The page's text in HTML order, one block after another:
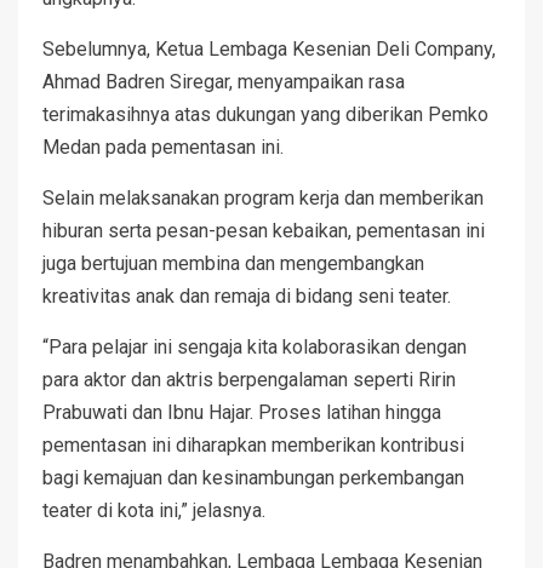
Sebelumnya, Ketua Lembaga Kesenian Deli Company,
Ahmad Badren Siregar, menyampaikan rasa
terimakasihnya atas dukungan yang diberikan Pemko
Medan pada pementasan ini.
Selain melaksanakan program kerja dan memberikan
hiburan serta pesan-pesan kebaikan, pementasan ini
juga bertujuan membina dan mengembangkan
kreativitas anak dan remaja di bidang seni teater.
“Para pelajar ini sengaja kita kolaborasikan dengan
para aktor dan aktris berpengalaman seperti Ririn
Prabuwati dan Ibnu Hajar. Proses latihan hingga
pementasan ini diharapkan memberikan kontribusi
bagi kemajuan dan kesinambungan perkembangan
teater di kota ini,” jelasnya.
Badren menambahkan, Lembaga Lembaga Kesenian